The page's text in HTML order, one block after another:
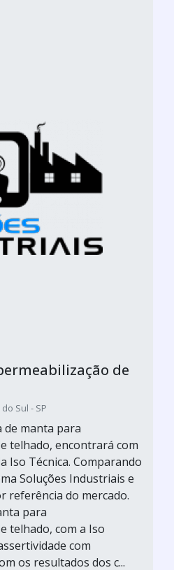
de
Sul - SP
de manta para
telhado, encontrará com
Iso Técnica. Comparando
Soluções Industriais e
referência do mercado.
para
telhado, com a Iso
com
os resultados dos c...